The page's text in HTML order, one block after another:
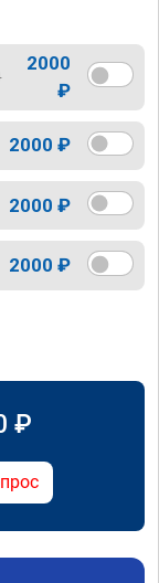
2000
₽
2000 ₽
2000 ₽
2000 ₽
₽